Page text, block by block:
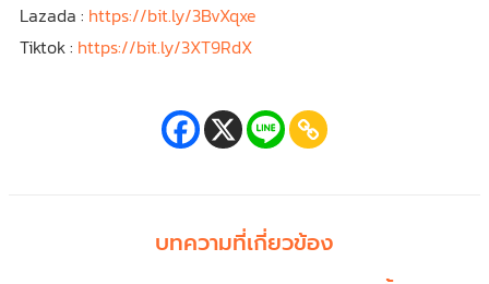
Lazada : https://bit.ly/3BvXqxe
Tiktok : https://bit.ly/3XT9RdX
บทความที่เกี่ยวข้อง